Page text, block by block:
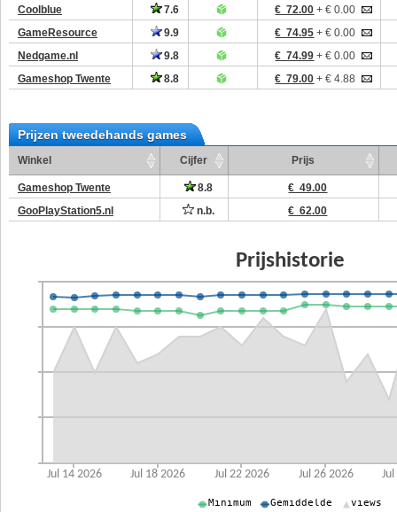
Coolblue 7.6 € 72.00 + € 0.00
GameResource
9.9 € 74.95 + € 0.00
Nedgame.nl
9.8 € 74.99 + € 0.00
Gameshop Twente
8.8 € 79.00 + € 4.88
Prijzen tweedehands games
Winkel Cijfer Prijs
Gameshop Twente 8.8
€ 49.00
GooPlayStation5.nl
n.b. € 62.00